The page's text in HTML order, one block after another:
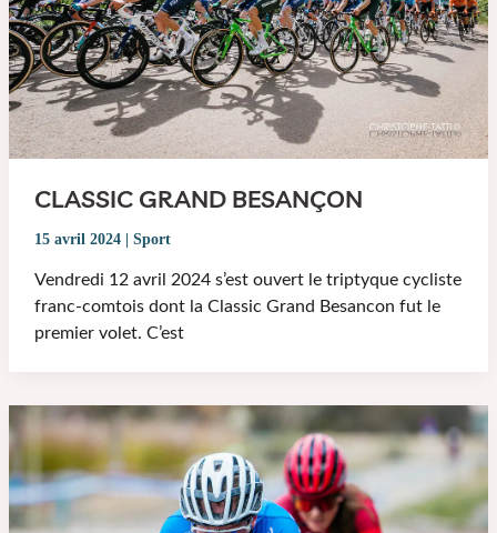
CLASSIC GRAND BESANÇON
15 avril 2024 Sport
Vendredi 12 avril 2024 s’est ouvert le triptyque cycliste
franc-comtois dont la Classic Grand Besancon fut le
premier volet. C’est